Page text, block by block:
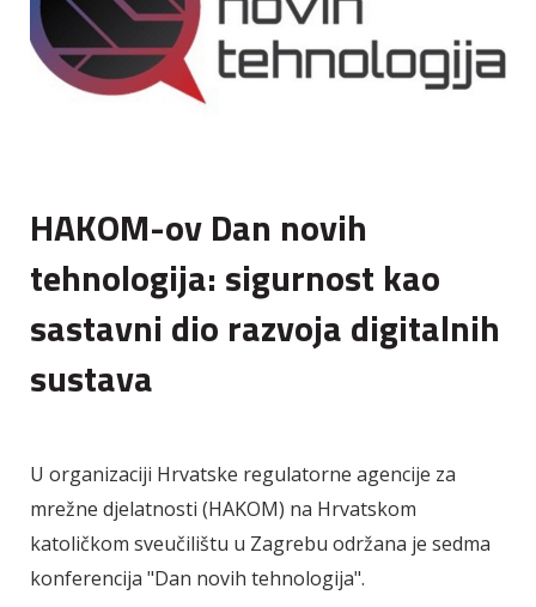
HAKOM-ov Dan novih
tehnologija: sigurnost kao
sastavni dio razvoja digitalnih
sustava
U organizaciji Hrvatske regulatorne agencije za
mrežne djelatnosti (HAKOM) na Hrvatskom
katoličkom sveučilištu u Zagrebu održana je sedma
konferencija "Dan novih tehnologija".